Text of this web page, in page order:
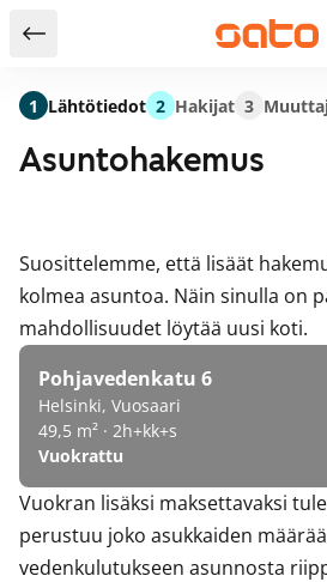
Takaisin hakutuloksiin
Asuntohakemus
Suosittelemme, että lisäät
kolmea asuntoa. Näin sinulla on
mahdollisuudet löytää uusi koti.
Pohjavedenkatu 6
Helsinki, Vuosaari
49,5 m² · 2h+kk+s
Vuokrattu
Vuokran lisäksi maksettavaksi
perustuu joko asukkaiden
vedenkulutukseen asunnosta
1 Lähtötiedot 2 Hakijat 3